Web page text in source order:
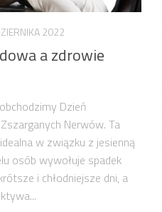
2022
a zdrowie
Dzień
Nerwów. Ta
w związku z jesienną
osób wywołuje spadek
i chłodniejsze dni, a